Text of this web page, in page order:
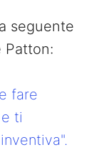
seguente
Patton:
fare
ti